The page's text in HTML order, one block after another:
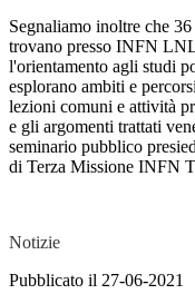
Segnaliamo inoltre che
trovano presso INFN
l'orientamento agli studi
esplorano ambiti e
lezioni comuni e attività
e gli argomenti trattati
seminario pubblico
di Terza Missione INFN
Notizie
Pubblicato il 27-06-2021